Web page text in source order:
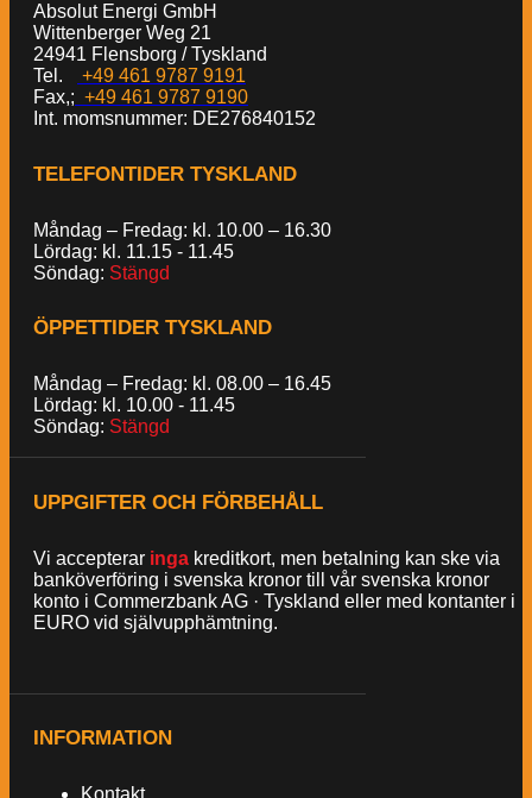
Absolut Energi GmbH
Wittenberger Weg 21
24941 Flensborg / Tyskland
Tel.
+49 461 9787 9191
Fax,; +49 461 9787 9190
Int. momsnummer: DE276840152
TELEFONTIDER TYSKLAND
Måndag – Fredag: kl. 10.00 – 16.30
Lördag: kl. 11.15 - 11.45
Söndag: Stängd
ÖPPETTIDER TYSKLAND
Måndag – Fredag: kl. 08.00 – 16.45
Lördag: kl. 10.00 - 11.45
Söndag: Stängd
UPPGIFTER OCH FÖRBEHÅLL
Vi accepterar inga kreditkort, men betalning kan ske via
banköverföring i svenska kronor till vår svenska kronor
konto i Commerzbank AG · Tyskland eller med kontanter i
EURO vid självupphämtning.
INFORMATION
Kontakt